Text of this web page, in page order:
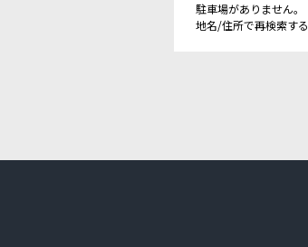
駐車場がありません。
地名/住所で再検索す